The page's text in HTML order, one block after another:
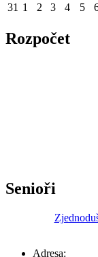
31 1 2 3 4 5
Rozpočet
Senioři
Adresa: